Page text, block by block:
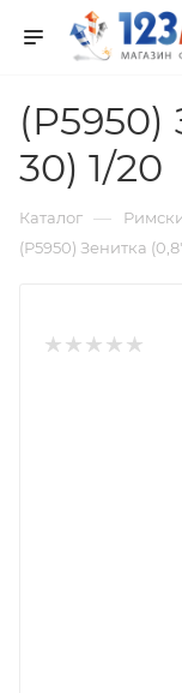
(Р5950)
30) 1/20
Каталог —
(Р5950) Зенитка